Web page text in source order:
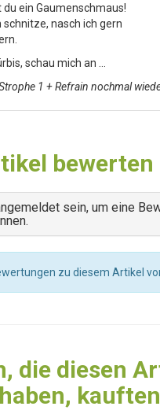
ein Gaumenschmaus!
schnitze, nasch ich gern
schau mich an …
1 + Refrain nochmal
bewerten
sein, um eine
zu diesem Artikel
die diesen